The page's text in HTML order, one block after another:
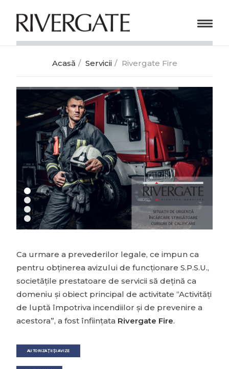
DESPRE NOI
SERVICII
CONTACT
CAUTĂ
Acasă Servicii Rivergate Fire
Ca urmare a prevederilor legale, ce impun ca
pentru obținerea avizului de funcționare S.P.S.U.,
societățile prestatoare de servicii să dețină ca
domeniu și obiect principal de activitate “Activități
de luptă împotriva incendiilor și de prevenire a
acestora”, a fost înființata Rivergate Fire.
AUTORIZAȚII ȘI AVIZE